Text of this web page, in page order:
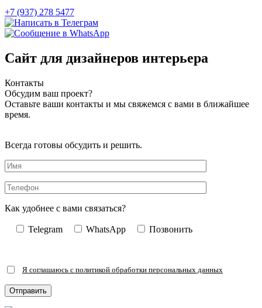
+7 (937) 278 5477
Сайт для дизайнеров интерьера
Контакты
Обсудим ваш проект?
Оставьте ваши контакты и мы свяжемся с вами в ближайшее
время.
Всегда готовы обсудить и решить.
Как удобнее с вами связаться?
Telegram WhatsApp Позвонить
Я соглашаюсь с политикой обработки персональных данных